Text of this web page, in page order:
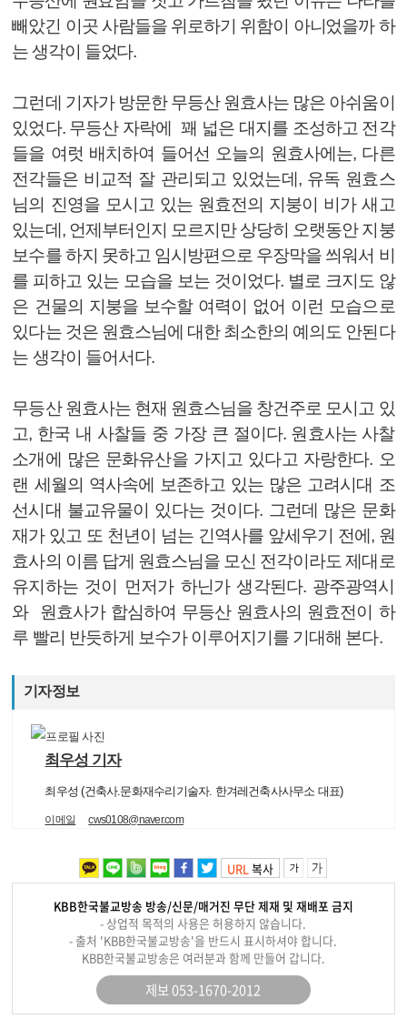
빼았긴 이곳 사람들을 위로하기 위함이 아니었을까 하
는 생각이 들었다.
그런데 기자가 방문한 무등산 원효사는 많은 아쉬움이
있었다. 무등산 자락에 꽤 넓은 대지를 조성하고 전각
들을 여럿 배치하여 들어선 오늘의 원효사에는, 다른
전각들은 비교적 잘 관리되고 있었는데, 유독 원효스
님의 진영을 모시고 있는 원효전의 지붕이 비가 새고
있는데, 언제부터인지 모르지만 상당히 오랫동안 지붕
보수를 하지 못하고 임시방편으로 우장막을 씌워서 비
를 피하고 있는 모습을 보는 것이었다. 별로 크지도 않
은 건물의 지붕을 보수할 여력이 없어 이런 모습으로
있다는 것은 원효스님에 대한 최소한의 예의도 안된다
는 생각이 들어서다.
무등산 원효사는 현재 원효스님을 창건주로 모시고 있
고, 한국 내 사찰들 중 가장 큰 절이다. 원효사는 사찰
소개에 많은 문화유산을 가지고 있다고 자랑한다. 오
랜 세월의 역사속에 보존하고 있는 많은 고려시대 조
선시대 불교유물이 있다는 것이다. 그런데 많은 문화
재가 있고 또 천년이 넘는 긴역사를 앞세우기 전에, 원
효사의 이름 답게 원효스님을 모신 전각이라도 제대로
유지하는 것이 먼저가 하닌가 생각된다. 광주광역시
와 원효사가 합심하여 무등산 원효사의 원효전이 하
루 빨리 반듯하게 보수가 이루어지기를 기대해 본다.
기자정보
최우성 기자
최우성 (건축사.문화재수리기술자. 한겨레건축사사무소 대표)
이메일 cws0108@naver.com
URL복사
KBB한국불교방송 방송/신문/매거진 무단 제재 및 재배포 금지
- 상업적 목적의 사용은 허용하지 않습니다.
- 출처 'KBB한국불교방송'을 반드시 표시하셔야 합니다.
KBB한국불교방송은 여러분과 함께 만들어 갑니다.
제보 053-1670-2012